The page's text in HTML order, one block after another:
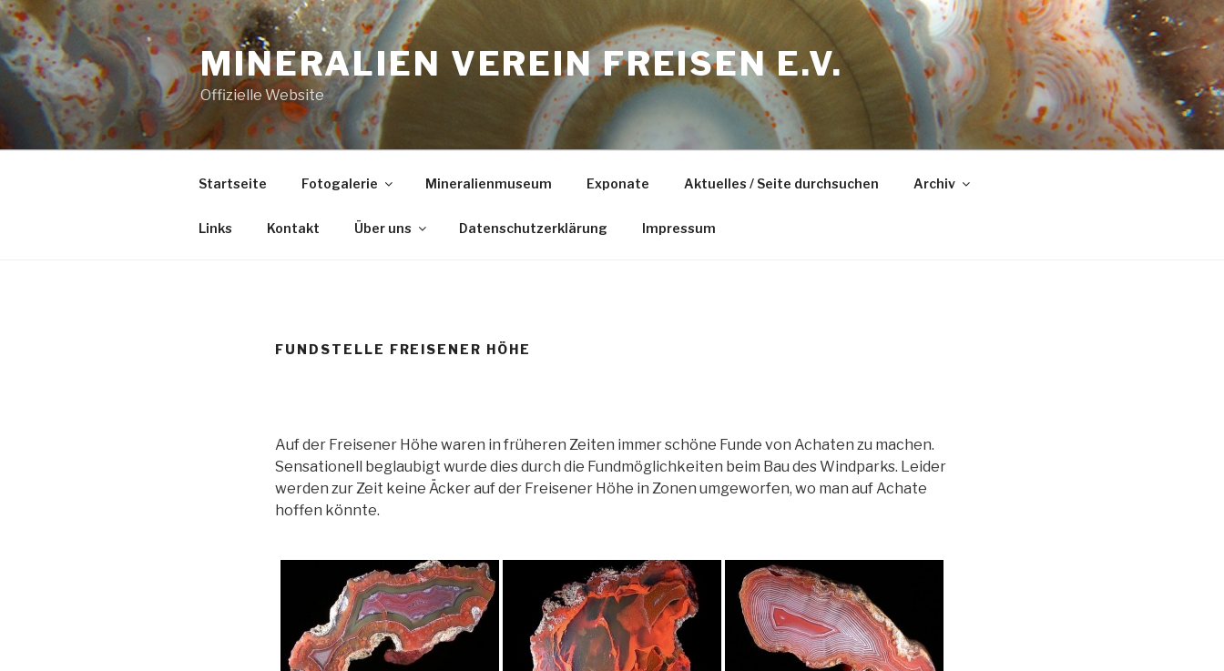
Zum
Inhalt
springen
MINERALIEN VEREIN FREISEN E.V.
Offizielle Website
Startseite Fotogalerie Mineralienmuseum Exponate Aktuelles / Seite durchsuchen Archiv
Links Kontakt Über uns Datenschutzerklärung Impressum
FUNDSTELLE FREISENER HÖHE
Auf der Freisener Höhe waren in früheren Zeiten immer schöne Funde von Achaten zu machen.
Sensationell beglaubigt wurde dies durch die Fundmöglichkeiten beim Bau des Windparks. Leider
werden zur Zeit keine Äcker auf der Freisener Höhe in Zonen umgeworfen, wo man auf Achate
hoffen könnte.